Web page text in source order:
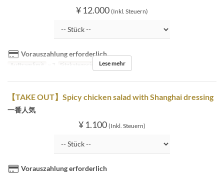
¥ 12.000 (Inkl. Steuern)
Vorauszahlung erforderlich
Auftragslimit ~ 3 Sitzkategorie Take-out
Lese mehr
【TAKE OUT】Spicy chicken salad with Shanghai dressing
一番人気
¥ 1.100 (Inkl. Steuern)
Vorauszahlung erforderlich